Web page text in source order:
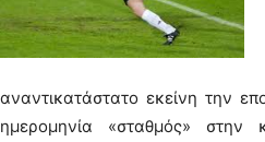
αναντικατάστατο εκείνη την
ημερομηνία «σταθμός»